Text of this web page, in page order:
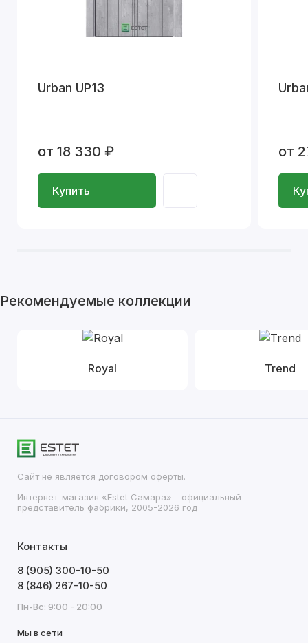
Urban UP13
от 18 330 ₽
Купить
от
Рекомендуемые коллекции
Royal Trend
Сайт не является договором оферты.
Интернет-магазин «Estet Самара» - официальный
представитель фабрики, 2005-2026 год
Контакты
8 (905) 300-10-50
8 (846) 267-10-50
Пн-Вс: 9:00 - 20:00
Мы в сети